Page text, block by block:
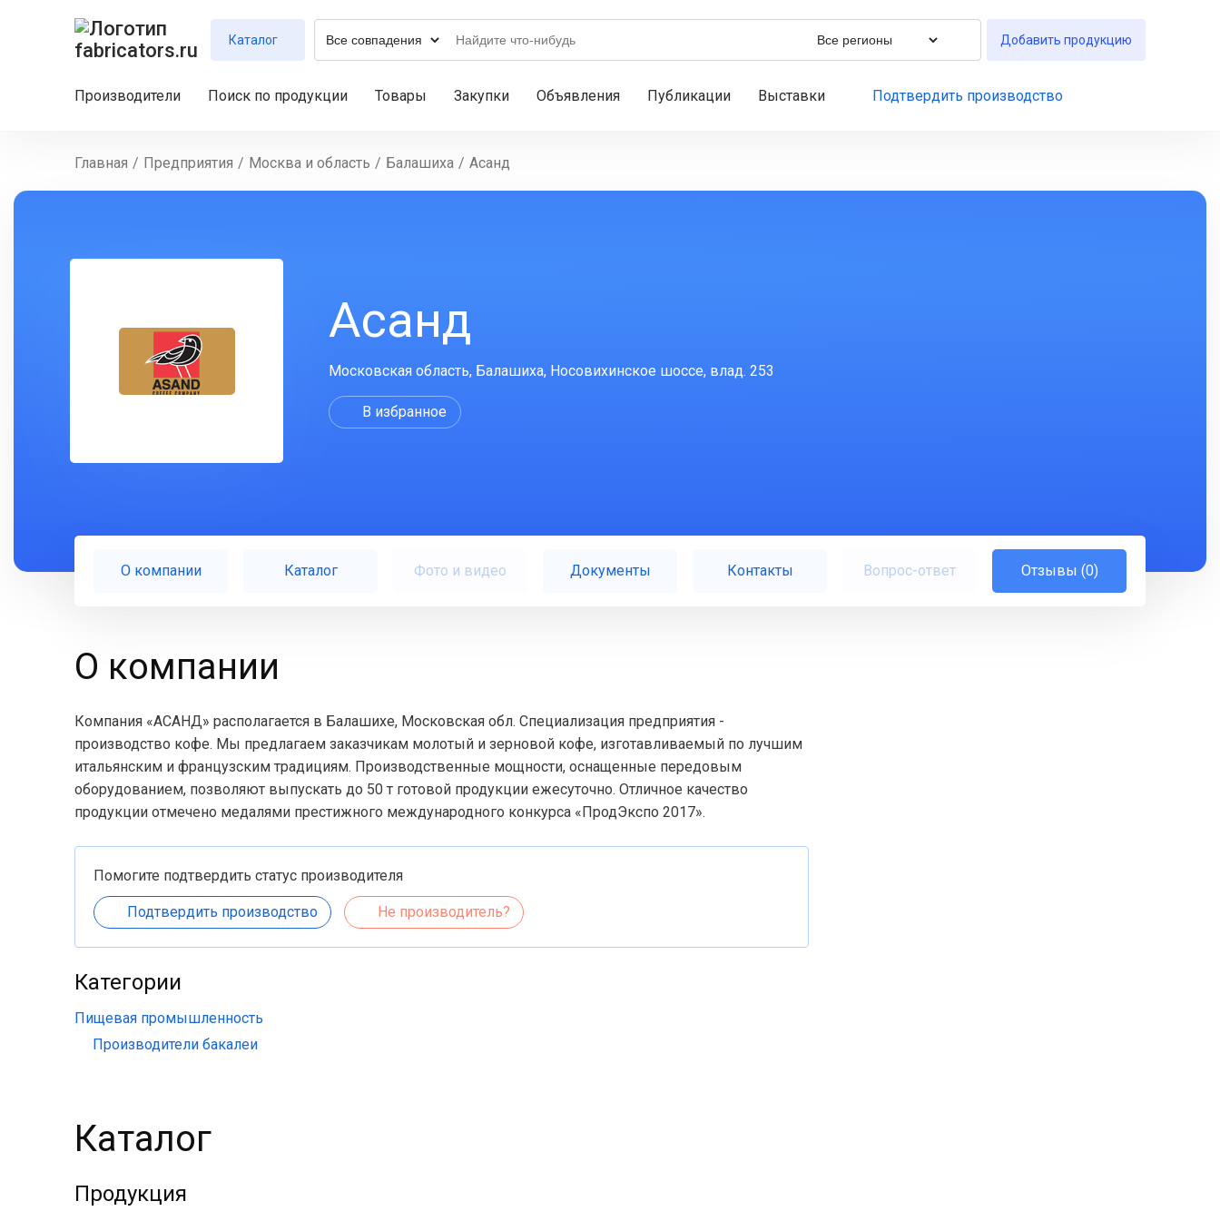
Каталог Добавить продукцию
Производители Поиск по продукции Товары Закупки Объявления Публикации Выставки Подтвердить производство
Главная / Предприятия / Москва и область / Балашиха / Асанд
Асанд
Московская область, Балашиха, Носовихинское шоссе, влад. 253
В избранное
О компании Каталог Фото и видео Документы Контакты Вопрос-ответ Отзывы (0)
О компании
Компания «АСАНД» располагается в Балашихе, Московская обл. Специализация предприятия -
производство кофе. Мы предлагаем заказчикам молотый и зерновой кофе, изготавливаемый по лучшим
итальянским и французским традициям. Производственные мощности, оснащенные передовым
оборудованием, позволяют выпускать до 50 т готовой продукции ежесуточно. Отличное качество
продукции отмечено медалями престижного международного конкурса «ПродЭкспо 2017».
Помогите подтвердить статус производителя
Подтвердить производство Не производитель?
Категории
Пищевая промышленность
Производители бакалеи
Каталог
Продукция